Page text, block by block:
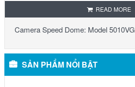
READ MORE
Camera Speed Dome: Model 5010VG
SẢN PHẨM NỔI BẬT